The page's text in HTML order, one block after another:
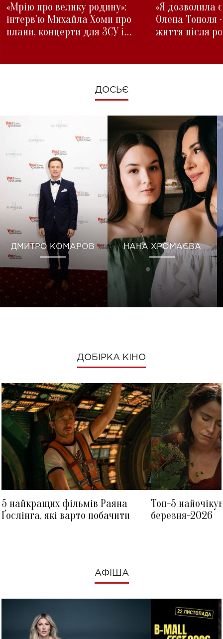
«Мрію про велику родину»:
інтерв'ю Михайла Хоми про
плани, концерти для ЗСУ і
«Я дозволила
Олена Тополя
життя після
ДОСЬЄ
ДМИТРО КОМАРОВ НАНА ХРОМАЄВА
ДОБІРКА КІНО
5 найкращих фільмів Раяна
Ґослінга, які варто побачити
Топ-5
березня-2026
АФІША